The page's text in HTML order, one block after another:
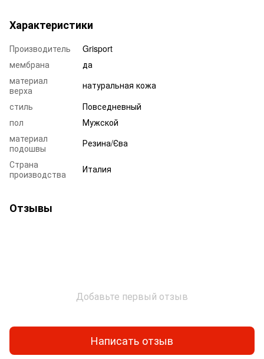
Характеристики
Производитель
Grisport
мембрана
да
материал
верха
натуральная кожа
стиль
Повседневный
пол
Мужской
материал
подошвы
Резина/Єва
Страна
производства
Италия
Отзывы
Добавьте первый отзыв
Написать отзыв